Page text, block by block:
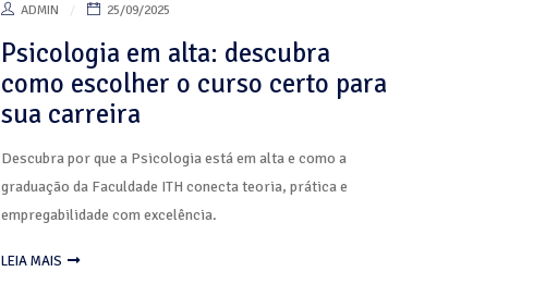
ADMIN 25/09/2025
Psicologia em alta: descubra
como escolher o curso certo para
sua carreira
Descubra por que a Psicologia está em alta e como a
graduação da Faculdade ITH conecta teoria, prática e
empregabilidade com excelência.
LEIA MAIS